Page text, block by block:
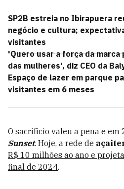
SP2B estreia no Ibirapuera
negócio e cultura;
visitantes
'Quero usar a força da
das mulheres', diz CEO da
Espaço de lazer em parque
visitantes em 6 meses
O sacrifício valeu a pena e em
Sunset. Hoje, a rede de
R$ 10 milhões ao ano e
final de 2024.